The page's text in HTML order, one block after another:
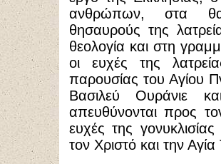
ανθρώπων, στα
θησαυρούς της
θεολογία και στη
οι ευχές της
παρουσίας του Αγίου
Βασιλεύ Ουράνιε
απευθύνονται προς
ευχές της
τον Χριστό και την